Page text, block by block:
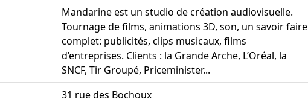
Mandarine est un studio de création audiovisuelle.
Tournage de films, animations 3D, son, un savoir faire
complet: publicités, clips musicaux, films
d’entreprises. Clients : la Grande Arche, L’Oréal, la
SNCF, Tir Groupé, Priceminister...
31 rue des Bochoux